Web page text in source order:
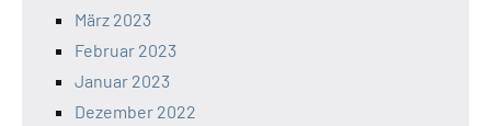
März 2023
Februar 2023
Januar 2023
Dezember 2022